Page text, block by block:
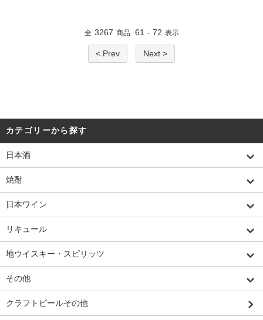
全 3267 商品 61 - 72 表示
< Prev Next >
カテゴリーから探す
日本酒
焼酎
日本ワイン
リキュール
地ウイスキー・スピリッツ
その他
クラフトビールその他